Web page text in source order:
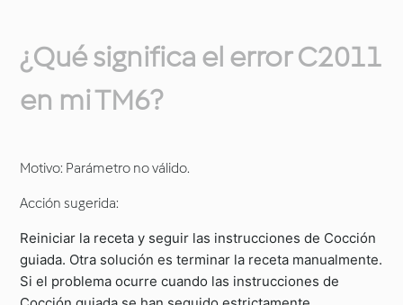
¿Qué significa el error C2011
en mi TM6?
Motivo: Parámetro no válido.
Acción sugerida:
Reiniciar la receta y seguir las instrucciones de Cocción
guiada. Otra solución es terminar la receta manualmente.
Si el problema ocurre cuando las instrucciones de